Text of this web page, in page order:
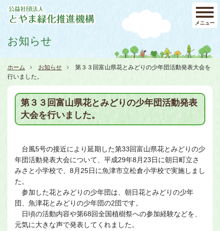
メニュー
お知らせ
ホーム お知らせ
第３３回富山県花とみどりの少年団活動発表大会を
行いました。
第３３回富山県花とみどりの少年団活動発表
大会を行いました。
台風5号の接近により延期した第33回富山県花とみどりの少
年団活動発表大会について、平成29年8月23日に朝日町立さ
みさと小学校で、8月25日に魚津市立松倉小学校で実施しまし
た。
参加した花とみどりの少年団は、朝日花とみどりの少年
団、魚津花とみどりの少年団の2団です。
日頃の活動内容や第68回全国植樹祭への参加経験などを、
元気に大きな声で発表してくれました。